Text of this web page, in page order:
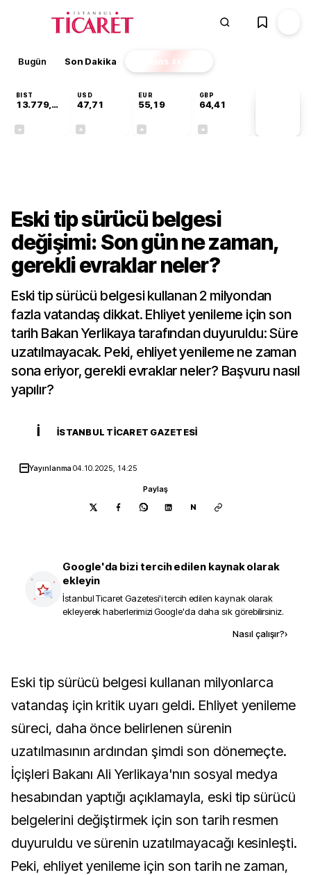
Bugün Son Dakika Finans EKSTRA
BIST
13.779,39
USD
47,71
EUR
55,19
GBP
64,41
Eski tip sürücü belgesi
değişimi: Son gün ne zaman,
gerekli evraklar neler?
Eski tip sürücü belgesi kullanan 2 milyondan
fazla vatandaş dikkat. Ehliyet yenileme için son
tarih Bakan Yerlikaya tarafından duyuruldu: Süre
uzatılmayacak. Peki, ehliyet yenileme ne zaman
sona eriyor, gerekli evraklar neler? Başvuru nasıl
yapılır?
İ İSTANBUL TICARET GAZETESI
Yayınlanma04.10.2025, 14:25
Paylaş
N
Google'da bizi tercih edilen kaynak olarak
ekleyin
İstanbul Ticaret Gazetesi'i tercih edilen kaynak olarak
ekleyerek haberlerimizi Google'da daha sık görebilirsiniz.
Nasıl çalışır?›
Eski tip sürücü belgesi kullanan milyonlarca
vatandaş için kritik uyarı geldi. Ehliyet yenileme
süreci, daha önce belirlenen sürenin
uzatılmasının ardından şimdi son dönemeçte.
İçişleri Bakanı Ali Yerlikaya'nın sosyal medya
hesabından yaptığı açıklamayla, eski tip sürücü
belgelerini değiştirmek için son tarih resmen
duyuruldu ve sürenin uzatılmayacağı kesinleşti.
Peki, ehliyet yenileme için son tarih ne zaman,